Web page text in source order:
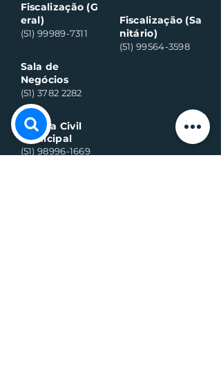
Fiscalização (G
eral)
(51) 99989-7311
Sala de
Negócios
(51) 3782 2282
Defesa Civil
Municipal
(51) 98996-1669
Fiscalização (Sa
nitário)
(51) 99564-3598